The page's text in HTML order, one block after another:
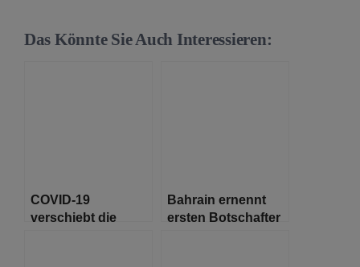
Das Könnte Sie Auch Interessieren:
COVID-19
verschiebt die
Bahrain ernennt
ersten Botschafter